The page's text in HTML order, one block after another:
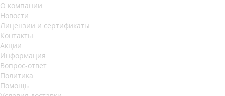
О компании
Новости
Лицензии и сертификаты
Контакты
Акции
Информация
Вопрос-ответ
Политика
Помощь